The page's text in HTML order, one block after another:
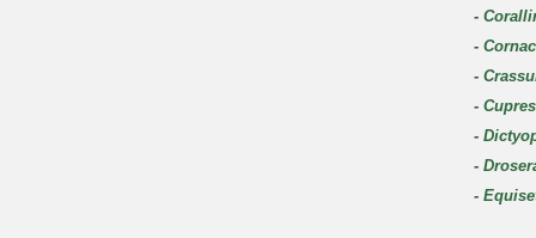
-
-
-
-
-
-
-